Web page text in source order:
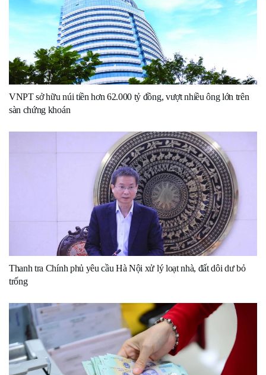
VNPT sở hữu núi tiền hơn 62.000 tỷ đồng, vượt nhiều ông lớn trên
sàn chứng khoán
Thanh tra Chính phủ yêu cầu Hà Nội xử lý loạt nhà, đất dôi dư bỏ
trống